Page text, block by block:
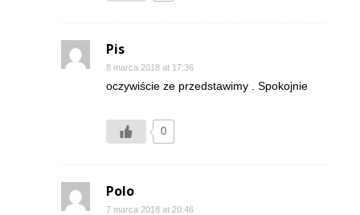
Pis
8 marca 2018 at 17:36
oczywiście ze przedstawimy . Spokojnie
0
Polo
7 marca 2018 at 20:46